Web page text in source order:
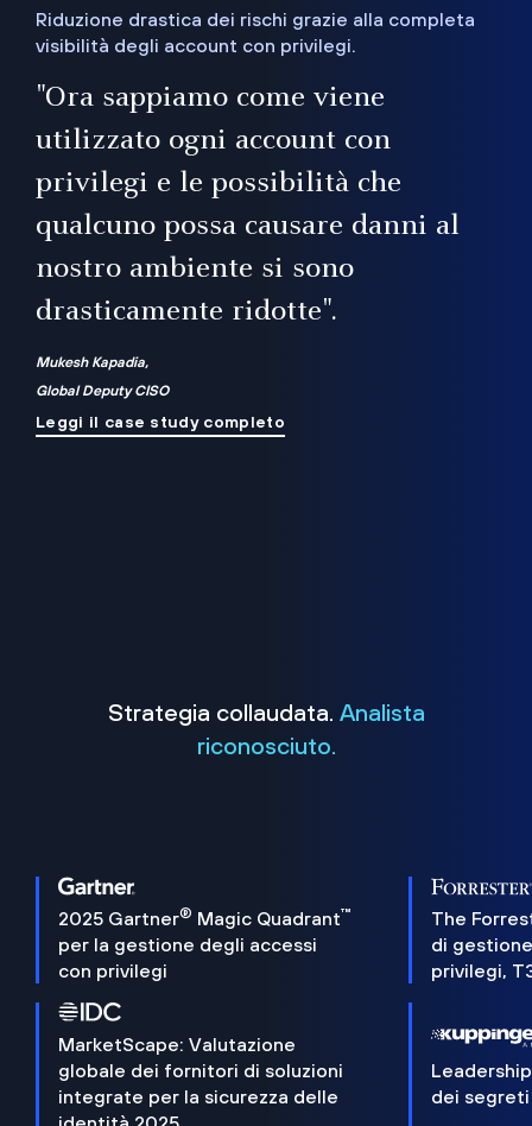
Riduzione drastica dei rischi grazie alla completa
visibilità degli account con privilegi.
"Ora sappiamo come viene
utilizzato ogni account con
privilegi e le possibilità che
qualcuno possa causare danni al
nostro ambiente si sono
drasticamente ridotte".
Mukesh Kapadia,
Global Deputy CISO
Leggi il case study completo
Strategia collaudata. Analista
riconosciuto.
2025 Gartner® Magic Quadrant™
per la gestione degli accessi
con privilegi
The
di
privilegi,
MarketScape: Valutazione
globale dei fornitori di soluzioni
integrate per la sicurezza delle
dei segreti